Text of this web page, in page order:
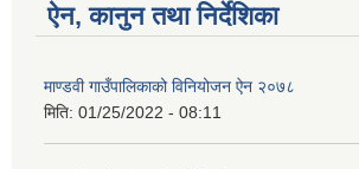
ऐन, कानुन तथा निर्देशिका
माण्डवी गाउँपालिकाको विनियोजन ऐन २०७८
मिति: 01/25/2022 - 08:11